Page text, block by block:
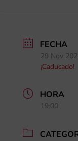
FECHA
29 Nov
¡Caducado!
HORA
19:00